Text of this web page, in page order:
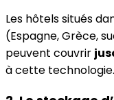
Les hôtels situés
(Espagne, Grèce,
peuvent couvrir
à cette technologie.